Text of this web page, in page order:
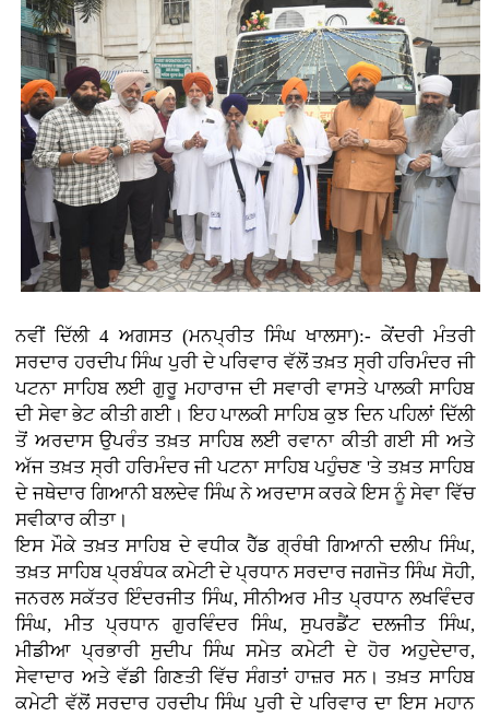
ਨਵੀਂ ਦਿੱਲੀ 4 ਅਗਸਤ (ਮਨਪ੍ਰੀਤ ਸਿੰਘ ਖਾਲਸਾ):- ਕੇਂਦਰੀ ਮੰਤਰੀ
ਸਰਦਾਰ ਹਰਦੀਪ ਸਿੰਘ ਪੁਰੀ ਦੇ ਪਰਿਵਾਰ ਵੱਲੋਂ ਤਖ਼ਤ ਸ੍ਰੀ ਹਰਿਮੰਦਰ ਜੀ
ਪਟਨਾ ਸਾਹਿਬ ਲਈ ਗੁਰੂ ਮਹਾਰਾਜ ਦੀ ਸਵਾਰੀ ਵਾਸਤੇ ਪਾਲਕੀ ਸਾਹਿਬ
ਦੀ ਸੇਵਾ ਭੇਟ ਕੀਤੀ ਗਈ। ਇਹ ਪਾਲਕੀ ਸਾਹਿਬ ਕੁਝ ਦਿਨ ਪਹਿਲਾਂ ਦਿੱਲੀ
ਤੋਂ ਅਰਦਾਸ ਉਪਰੰਤ ਤਖ਼ਤ ਸਾਹਿਬ ਲਈ ਰਵਾਨਾ ਕੀਤੀ ਗਈ ਸੀ ਅਤੇ
ਅੱਜ ਤਖ਼ਤ ਸ੍ਰੀ ਹਰਿਮੰਦਰ ਜੀ ਪਟਨਾ ਸਾਹਿਬ ਪਹੁੰਚਣ 'ਤੇ ਤਖ਼ਤ ਸਾਹਿਬ
ਦੇ ਜਥੇਦਾਰ ਗਿਆਨੀ ਬਲਦੇਵ ਸਿੰਘ ਨੇ ਅਰਦਾਸ ਕਰਕੇ ਇਸ ਨੂੰ ਸੇਵਾ ਵਿੱਚ
ਸਵੀਕਾਰ ਕੀਤਾ।
ਇਸ ਮੌਕੇ ਤਖ਼ਤ ਸਾਹਿਬ ਦੇ ਵਧੀਕ ਹੈੱਡ ਗ੍ਰੰਥੀ ਗਿਆਨੀ ਦਲੀਪ ਸਿੰਘ,
ਤਖ਼ਤ ਸਾਹਿਬ ਪ੍ਰਬੰਧਕ ਕਮੇਟੀ ਦੇ ਪ੍ਰਧਾਨ ਸਰਦਾਰ ਜਗਜੋਤ ਸਿੰਘ ਸੋਹੀ,
ਜਨਰਲ ਸਕੱਤਰ ਇੰਦਰਜੀਤ ਸਿੰਘ, ਸੀਨੀਅਰ ਮੀਤ ਪ੍ਰਧਾਨ ਲਖਵਿੰਦਰ
ਸਿੰਘ, ਮੀਤ ਪ੍ਰਧਾਨ ਗੁਰਵਿੰਦਰ ਸਿੰਘ, ਸੁਪਰਡੈਂਟ ਦਲਜੀਤ ਸਿੰਘ,
ਮੀਡੀਆ ਪ੍ਰਭਾਰੀ ਸੁਦੀਪ ਸਿੰਘ ਸਮੇਤ ਕਮੇਟੀ ਦੇ ਹੋਰ ਅਹੁਦੇਦਾਰ,
ਸੇਵਾਦਾਰ ਅਤੇ ਵੱਡੀ ਗਿਣਤੀ ਵਿੱਚ ਸੰਗਤਾਂ ਹਾਜ਼ਰ ਸਨ। ਤਖ਼ਤ ਸਾਹਿਬ
ਕਮੇਟੀ ਵੱਲੋਂ ਸਰਦਾਰ ਹਰਦੀਪ ਸਿੰਘ ਪੁਰੀ ਦੇ ਪਰਿਵਾਰ ਦਾ ਇਸ ਮਹਾਨ